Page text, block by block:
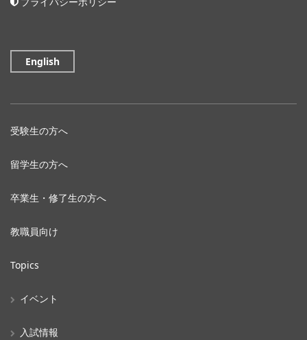
English
受験生の方へ
留学生の方へ
卒業生・修了生の方へ
教職員向け
Topics
イベント
入試情報